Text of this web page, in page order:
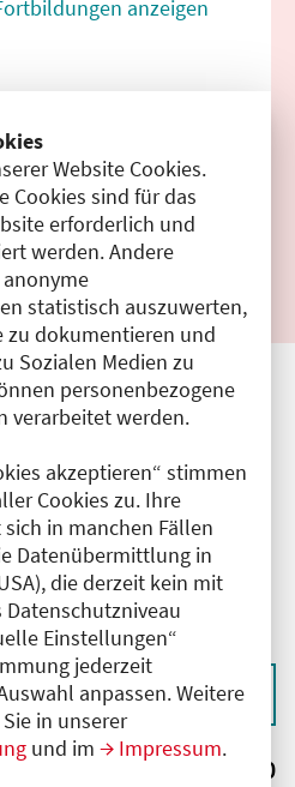
Website Cookies.
Cookies sind für das
erforderlich und
werden. Andere
statistisch auszuwerten,
zu dokumentieren und
Sozialen Medien zu
personenbezogene
verarbeitet werden.
akzeptieren“ stimmen
Cookies zu. Ihre
in manchen Fällen
Datenübermittlung in
die derzeit kein mit
Datenschutzniveau
Einstellungen“
jederzeit
anpassen. Weitere
in unserer
und im Impressum.
anzeigen
entsprechen
getätigten Angaben.
keine
die Haftung obliegt dem
Suchergebnisse neu laden
Ergebnisse: 0